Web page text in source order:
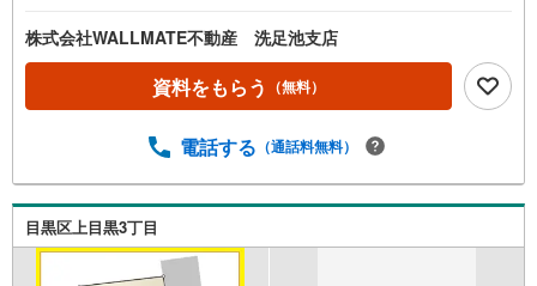
します。■都心エリアに特化した情報網を駆使し、最良の不
動産をご提案。■住宅ローンシュミレーション無料相談会
毎日随時開催中。■ウォールメイトオリジナルの住宅購入・
住替え等について分かりやすく解説したガイドブックをご
株式会社WALLMATE不動産 洗足池支店
資料をもらう （無料）
電話する （通話料無料）
目黒区上目黒3丁目